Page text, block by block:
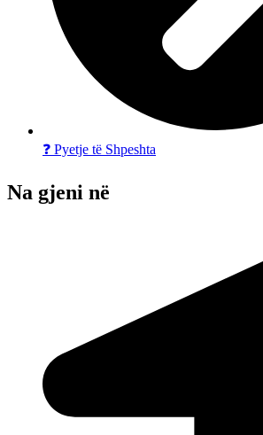
❓ Pyetje të Shpeshta
Na gjeni në